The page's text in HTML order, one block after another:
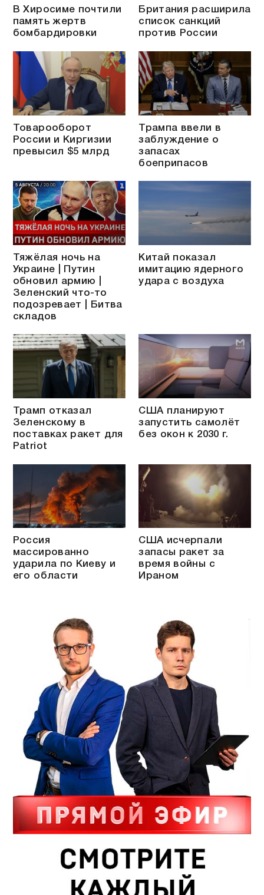
В Хиросиме почтили
память жертв
бомбардировки
Британия расширила
список санкций
против России
Товарооборот
России и Киргизии
превысил $5 млрд
Трампа ввели в
заблуждение о
запасах
боеприпасов
Тяжёлая ночь на
Украине | Путин
обновил армию |
Зеленский что-то
подозревает | Битва
складов
Китай показал
имитацию ядерного
удара с воздуха
Трамп отказал
Зеленскому в
поставках ракет для
Patriot
США планируют
запустить самолёт
без окон к 2030 г.
Россия
массированно
ударила по Киеву и
его области
США исчерпали
запасы ракет за
время войны с
Ираном